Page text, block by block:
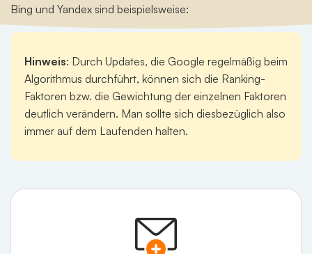
Bing und Yandex sind beispielsweise:
Hinweis: Durch Updates, die Google regelmäßig beim
Algorithmus durchführt, können sich die Ranking-
Faktoren bzw. die Gewichtung der einzelnen Faktoren
deutlich verändern. Man sollte sich diesbezüglich also
immer auf dem Laufenden halten.